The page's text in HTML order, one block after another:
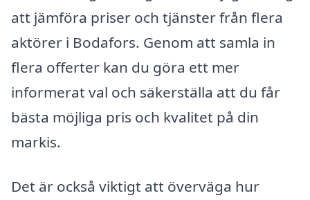
att jämföra priser och tjänster från flera
aktörer i Bodafors. Genom att samla in
flera offerter kan du göra ett mer
informerat val och säkerställa att du får
bästa möjliga pris och kvalitet på din
markis.
Det är också viktigt att överväga hur